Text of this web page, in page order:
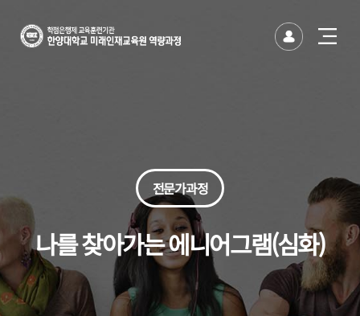
한양대
미래인재교육원
미래인재교육원
토글
버튼
열기
전문가과정
나를 찾아가는 에니어그램(심화)